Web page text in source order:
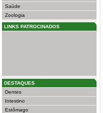
Saúde
Zoologia
LINKS PATROCINADOS
DESTAQUES
Dentes
Intestino
Estômago